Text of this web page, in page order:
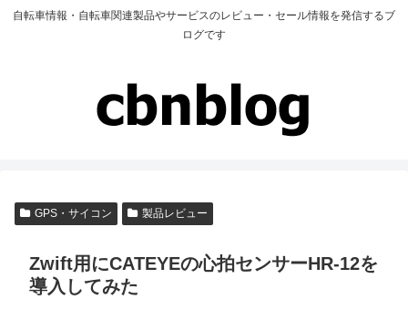
自転車情報・自転車関連製品やサービスのレビュー・セール情報を発信するブ
ログです
GPS・サイコン 製品レビュー
Zwift用にCATEYEの心拍センサーHR-12を
導入してみた